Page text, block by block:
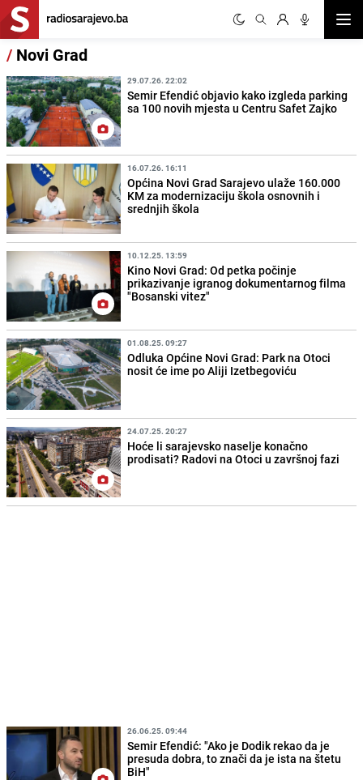
/ Novi Grad
29.07.26. 22:02
Semir Efendić objavio kako izgleda parking
sa 100 novih mjesta u Centru Safet Zajko
16.07.26. 16:11
Općina Novi Grad Sarajevo ulaže 160.000
KM za modernizaciju škola osnovnih i
srednjih škola
10.12.25. 13:59
Kino Novi Grad: Od petka počinje
prikazivanje igranog dokumentarnog filma
"Bosanski vitez"
01.08.25. 09:27
Odluka Općine Novi Grad: Park na Otoci
nosit će ime po Aliji Izetbegoviću
24.07.25. 20:27
Hoće li sarajevsko naselje konačno
prodisati? Radovi na Otoci u završnoj fazi
26.06.25. 09:44
Semir Efendić: "Ako je Dodik rekao da je
presuda dobra, to znači da je ista na štetu
BiH"